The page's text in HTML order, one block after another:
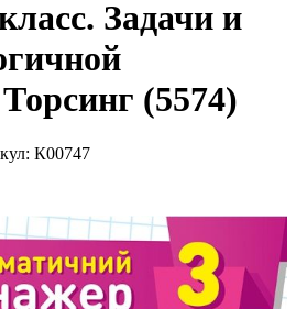
Задачи и
(5574)
К00747